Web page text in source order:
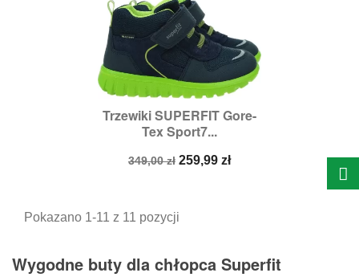
Trzewiki SUPERFIT Gore-
Tex Sport7...
Cena
349,00 zł Cena
259,99 zł
Pokazano 1-11 z 11 pozycji
Wygodne buty dla chłopca Superfit